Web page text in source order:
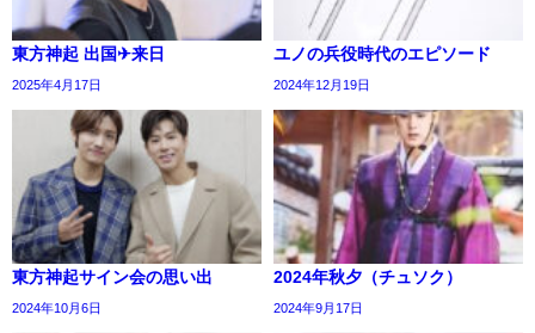
東方神起 出国✈来日
2025年4月17日
ユノの兵役時代のエピソード
2024年12月19日
東方神起サイン会の思い出
2024年10月6日
2024年秋夕（チュソク）
2024年9月17日